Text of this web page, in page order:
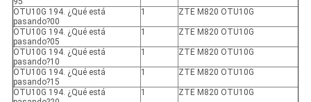
OTU10G 194. ¿Qué está
pasando?00
1 ZTE M820 OTU10G
OTU10G 194. ¿Qué está
pasando?05
1 ZTE M820 OTU10G
OTU10G 194. ¿Qué está
pasando?10
1 ZTE M820 OTU10G
OTU10G 194. ¿Qué está
pasando?15
1 ZTE M820 OTU10G
OTU10G 194. ¿Qué está
1 ZTE M820 OTU10G